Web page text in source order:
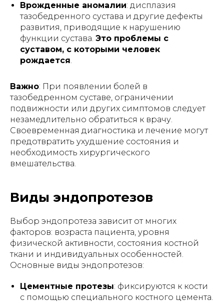
Врожденные аномалии: дисплазия
тазобедренного сустава и другие дефекты
развития, приводящие к нарушению
функции сустава. Это проблемы с
суставом, с которыми человек
рождается.
Важно: При появлении болей в
тазобедренном суставе, ограничении
подвижности или других симптомов следует
незамедлительно обратиться к врачу.
Своевременная диагностика и лечение могут
предотвратить ухудшение состояния и
необходимость хирургического
вмешательства.
Виды эндопротезов
Выбор эндопротеза зависит от многих
факторов: возраста пациента, уровня
физической активности, состояния костной
ткани и индивидуальных особенностей.
Основные виды эндопротезов:
Цементные протезы: фиксируются к кости
с помощью специального костного цемента.